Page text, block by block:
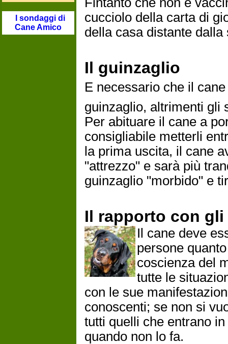
I sondaggi di
Cane Amico
cucciolo della carta di
della casa distante
Il guinzaglio
E necessario che il
guinzaglio, altrimenti gli
Per abituare il cane a
consigliabile metterli
la prima uscita, il cane
"attrezzo" e sarà più
guinzaglio "morbido" e
Il rapporto con
Il cane deve
persone
coscienza del
tutte le
con le sue
conoscenti; se non si
tutti quelli che entrano
quando non lo fa.